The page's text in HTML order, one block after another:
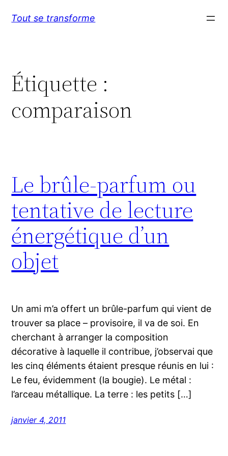
Tout se transforme
Étiquette :
comparaison
Le brûle-parfum ou
tentative de lecture
énergétique d’un
objet
Un ami m’a offert un brûle-parfum qui vient de
trouver sa place – provisoire, il va de soi. En
cherchant à arranger la composition
décorative à laquelle il contribue, j’observai que
les cinq éléments étaient presque réunis en lui :
Le feu, évidemment (la bougie). Le métal :
l’arceau métallique. La terre : les petits […]
janvier 4, 2011